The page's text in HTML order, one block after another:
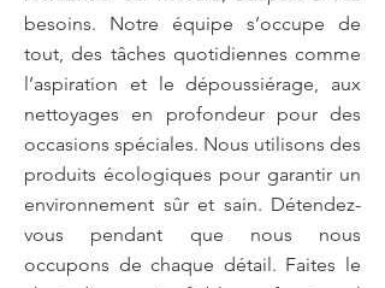
besoins. Notre équipe s’occupe de
tout, des tâches quotidiennes comme
l’aspiration et le dépoussiérage, aux
nettoyages en profondeur pour des
occasions spéciales. Nous utilisons des
produits écologiques pour garantir un
environnement sûr et sain. Détendez-
vous pendant que nous nous
occupons de chaque détail. Faites le